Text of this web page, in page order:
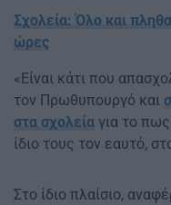
Σχολεία: Όλο και
ώρες
«Είναι κάτι που
τον Πρωθυπουργό και
στα σχολεία για το πως
ίδιο τους τον εαυτό,
Στο ίδιο πλαίσιο,